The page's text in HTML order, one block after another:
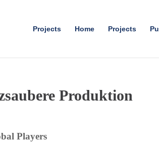
Projects Home Projects
Produktion
Players